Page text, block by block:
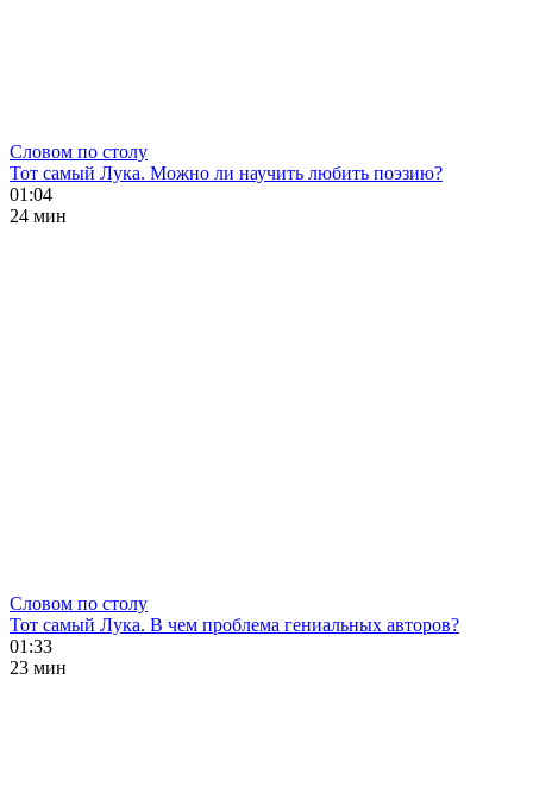
Словом по столу
Тот самый Лука. Можно ли научить любить поэзию?
01:04
24 мин
Словом по столу
Тот самый Лука. В чем проблема гениальных авторов?
01:33
23 мин